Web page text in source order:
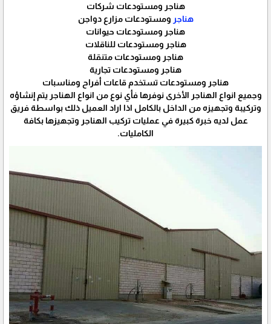
هناجر ومستودعات شركات
هناجر ومستودعات مزارع دواجن
هناجر ومستودعات حيوانات
هناجر ومستودعات للناقلات
هناجر ومستودعات متنقلة
هناجر ومستودعات تجارية
هناجر ومستودعات تستخدم قاعات أفراح ومناسبات
وجميع انواع الهناجر الأخرى نوفرها فأي نوع من انواع الهناجر يتم إنشاؤه
وتركيبة وتجهيزه من الداخل بالكامل اذا اراد العميل ذلك بواسطة فريق
عمل لديه خبرة كبيرة في عمليات تركيب الهناجر وتجهيزها بكافة
الكامليات.